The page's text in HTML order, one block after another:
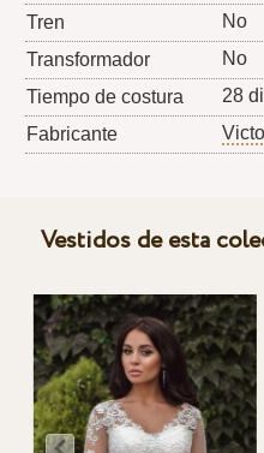
Tren
No
Transformador
No
Tiempo de costura
28
Fabricante
Vestidos de esta